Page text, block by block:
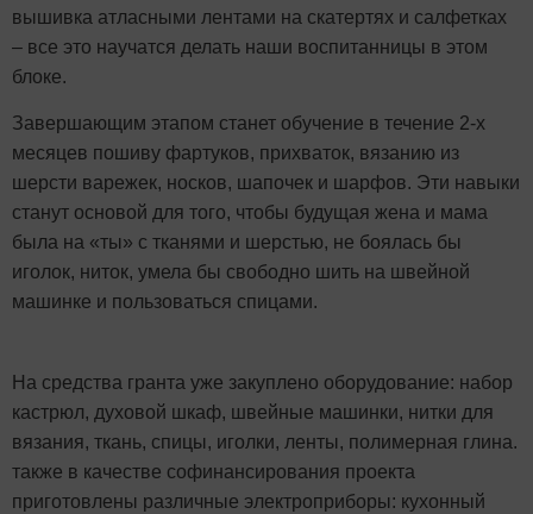
вышивка атласными лентами на скатертях и салфетках
– все это научатся делать наши воспитанницы в этом
блоке.
Завершающим этапом станет обучение в течение 2-х
месяцев пошиву фартуков, прихваток, вязанию из
шерсти варежек, носков, шапочек и шарфов. Эти навыки
станут основой для того, чтобы будущая жена и мама
была на «ты» с тканями и шерстью, не боялась бы
иголок, ниток, умела бы свободно шить на швейной
машинке и пользоваться спицами.
На средства гранта уже закуплено оборудование: набор
кастрюл, духовой шкаф, швейные машинки, нитки для
вязания, ткань, спицы, иголки, ленты, полимерная глина.
также в качестве софинансирования проекта
приготовлены различные электроприборы: кухонный